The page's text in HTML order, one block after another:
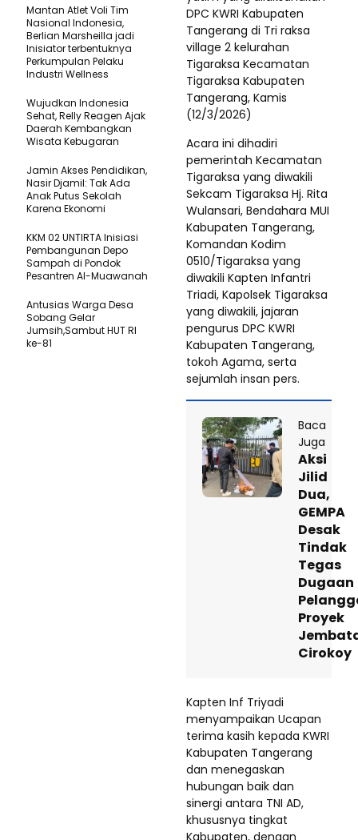
DPC KWRI Kabupaten
Tangerang di Tri raksa
village 2 kelurahan
Tigaraksa Kecamatan
Tigaraksa Kabupaten
Tangerang, Kamis
(12/3/2026)
‎Acara ini dihadiri
pemerintah Kecamatan
Tigaraksa yang diwakili
Sekcam Tigaraksa Hj. Rita
Wulansari, Bendahara MUI
Kabupaten Tangerang,
Komandan Kodim
0510/Tigaraksa yang
diwakili Kapten Infantri
Triadi, Kapolsek Tigaraksa
yang diwakili, jajaran
pengurus DPC KWRI
Kabupaten Tangerang,
tokoh Agama, serta
sejumlah insan pers.
Baca
Juga
Aksi
Jilid
Dua,
GEMPA
Desak
Tindak
Tegas
Dugaan
Proyek
Cirokoy
Kapten Inf Triyadi
menyampaikan Ucapan
terima kasih kepada KWRI
Kabupaten Tangerang
dan menegaskan
hubungan baik dan
sinergi antara TNI AD,
khususnya tingkat
Kabupaten, dengan
Mantan Atlet Voli Tim
Nasional Indonesia,
Berlian Marsheilla jadi
Inisiator terbentuknya
Perkumpulan Pelaku
Industri Wellness
Wujudkan Indonesia
Sehat, Relly Reagen Ajak
Daerah Kembangkan
Wisata Kebugaran
Jamin Akses Pendidikan,
Nasir Djamil: Tak Ada
Anak Putus Sekolah
Karena Ekonomi
KKM 02 UNTIRTA Inisiasi
Pembangunan Depo
Sampah di Pondok
Pesantren Al-Muawanah
Antusias Warga Desa
Sobang Gelar
Jumsih,Sambut HUT RI
ke-81